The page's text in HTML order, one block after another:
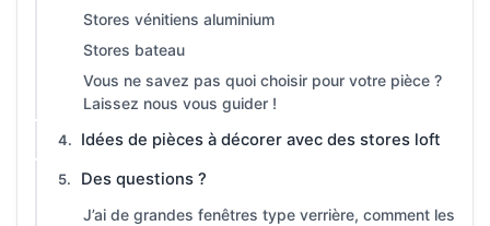
Stores vénitiens aluminium
Stores bateau
Vous ne savez pas quoi choisir pour votre pièce ?
Laissez nous vous guider !
Idées de pièces à décorer avec des stores loft
Des questions ?
J’ai de grandes fenêtres type verrière, comment les